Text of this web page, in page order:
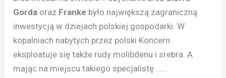
Gorda oraz Franke było największą zagraniczną
inwestycją w dziejach polskiej gospodarki. W
kopalniach nabytych przez polski Koncern
eksploatuje się także rudy molibdenu i srebra. A
mając na miejscu takiego specjalistę ……